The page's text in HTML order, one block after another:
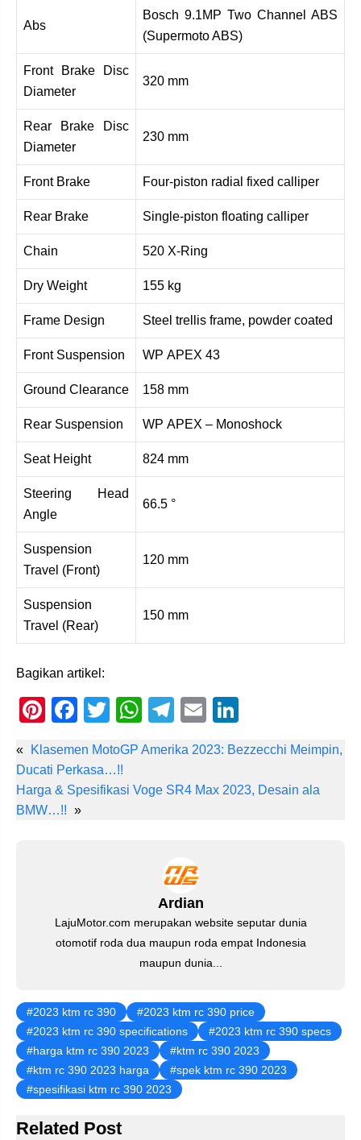
Abs
Bosch 9.1MP Two Channel ABS
(Supermoto ABS)
Front Brake Disc
Diameter
320 mm
Rear Brake Disc
Diameter
230 mm
Front Brake Four-piston radial fixed calliper
Rear Brake Single-piston floating calliper
Chain 520 X-Ring
Dry Weight 155 kg
Frame Design Steel trellis frame, powder coated
Front Suspension WP APEX 43
Ground Clearance 158 mm
Rear Suspension WP APEX – Monoshock
Seat Height 824 mm
Steering Head
Angle
66.5 °
Suspension
Travel (Front)
120 mm
Suspension
Travel (Rear)
150 mm
Bagikan artikel:
Pi
er
e
st
F
c
e
b
T
tt
er
W
at
s
T
e
gr
E
ail k
e
«
Klasemen MotoGP Amerika 2023: Bezzecchi Meimpin,
Ducati Perkasa…!!
Harga & Spesifikasi Voge SR4 Max 2023, Desain ala
BMW…!! »
Ardian
LajuMotor.com merupakan website seputar dunia
otomotif roda dua maupun roda empat Indonesia
maupun dunia...
2023 ktm rc 390
2023 ktm rc 390 price
2023 ktm rc 390 specifications
2023 ktm rc 390 specs
harga ktm rc 390 2023
ktm rc 390 2023
ktm rc 390 2023 harga
spek ktm rc 390 2023
spesifikasi ktm rc 390 2023
Related Post